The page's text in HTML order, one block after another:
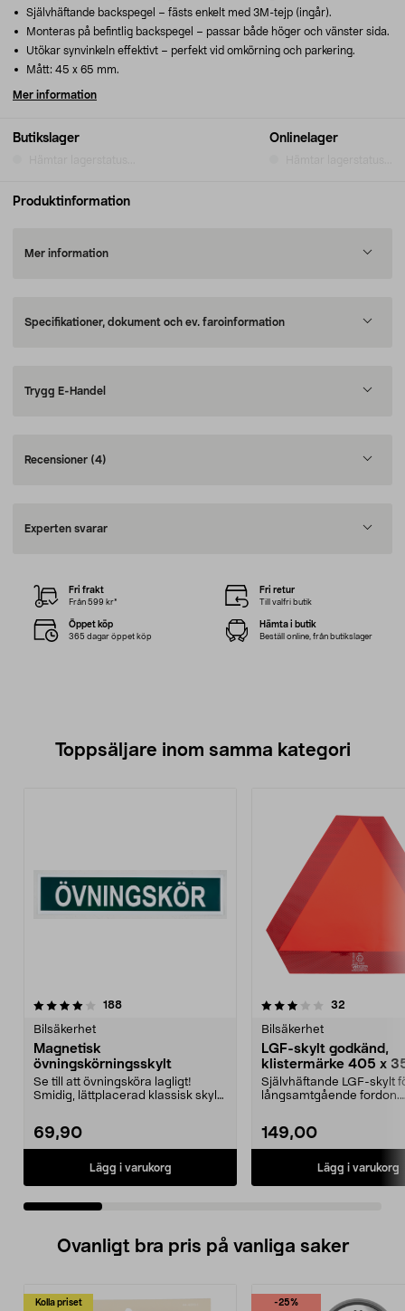
Butikslager Onlinelager
Självhäftande backspegel – fästs enkelt med 3M-tejp (ingår).
Monteras på befintlig backspegel – passar både höger och vänster sida.
Utökar synvinkeln effektivt – perfekt vid omkörning och parkering.
Mått: 45 x 65 mm.
Mer information
Produktinformation
Mer information
Specifikationer, dokument och ev. faroinformation
Trygg E-Handel
Recensioner (4)
Experten svarar
Fri frakt
Från 599 kr*
Fri retur
Till valfri butik
Öppet köp
365 dagar öppet köp
Hämta i butik
Beställ online, från butikslager
Toppsäljare inom samma kategori
188recensioner
Bilsäkerhet
Magnetisk
övningskörningsskylt
Se till att övningsköra lagligt!
Smidig, lättplacerad klassisk skylt
69,90
Lägg i varukorg
3.5 av 5 stjärnor 32
Bilsäkerhet
LGF-skylt godkänd,
klistermärke 405 x
Självhäftande LGF-skylt
långsamtgående fordon.
149,00
Lägg i varukorg
4.5 av 5 stjärnor
Ovanligt bra pris på vanliga saker
Kolla priset -25%